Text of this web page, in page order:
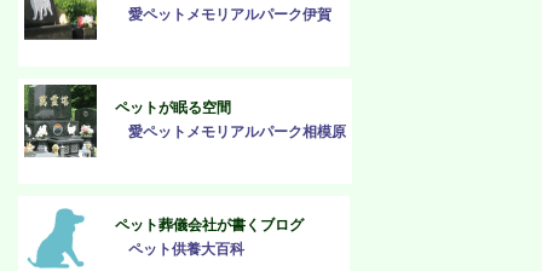
愛ペットメモリアルパーク伊賀
ペットが眠る空間
愛ペットメモリアルパーク相模原
ペット葬儀会社が書くブログ
ペット供養大百科